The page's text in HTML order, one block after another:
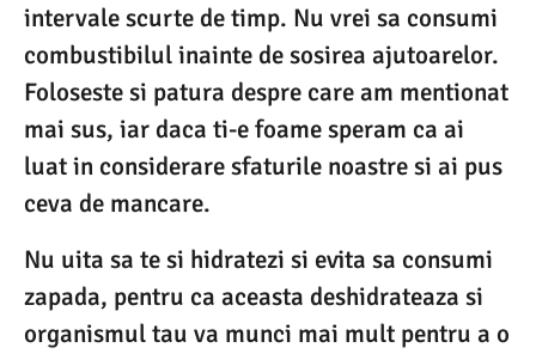
intervale scurte de timp. Nu vrei sa consumi
combustibilul inainte de sosirea ajutoarelor.
Foloseste si patura despre care am mentionat
mai sus, iar daca ti-e foame speram ca ai
luat in considerare sfaturile noastre si ai pus
ceva de mancare.
Nu uita sa te si hidratezi si evita sa consumi
zapada, pentru ca aceasta deshidrateaza si
organismul tau va munci mai mult pentru a o